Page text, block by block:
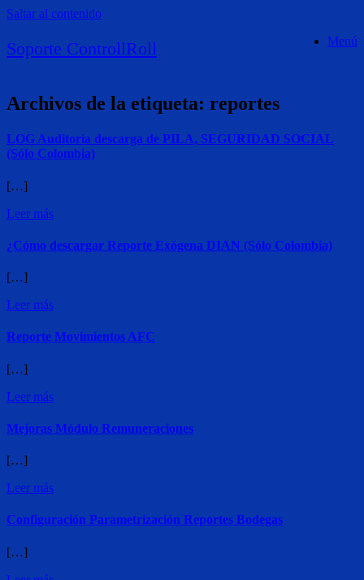
Saltar al contenido
Soporte ControllRoll Menú
Archivos de la etiqueta: reportes
LOG Auditoría descarga de PILA, SEGURIDAD SOCIAL
(Sólo Colombia)
[…]
Leer más
¿Cómo descargar Reporte Exógena DIAN (Sólo Colombia)
[…]
Leer más
Reporte Movimientos AFC
[…]
Leer más
Mejoras Módulo Remuneraciones
[…]
Leer más
Configuración Parametrización Reportes Bodegas
[…]